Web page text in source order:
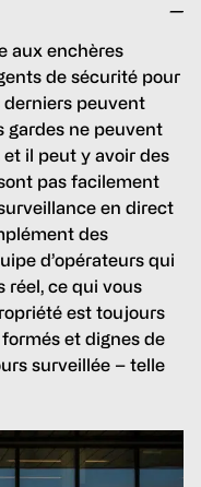
aux enchères
de sécurité pour
derniers peuvent
gardes ne peuvent
il peut y avoir des
pas facilement
en direct
des
d’opérateurs qui
réel, ce qui vous
est toujours
et dignes de
surveillée – telle